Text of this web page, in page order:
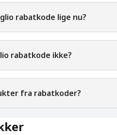
rabatkode lige nu?
rabatkode ikke?
fra rabatkoder?